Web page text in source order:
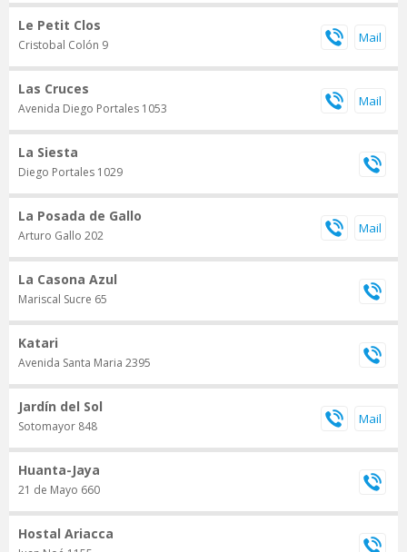
Le Petit Clos
Cristobal Colón 9
Las Cruces
Avenida Diego Portales 1053
La Siesta
Diego Portales 1029
La Posada de Gallo
Arturo Gallo 202
La Casona Azul
Mariscal Sucre 65
Katari
Avenida Santa Maria 2395
Jardín del Sol
Sotomayor 848
Huanta-Jaya
21 de Mayo 660
Hostal Ariacca